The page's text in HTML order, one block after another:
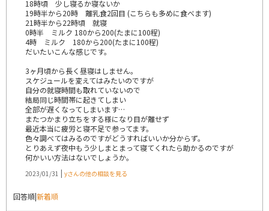
18時頃 少し寝るか寝ないか
19時半から20時 離乳食2回目 (こちらも多めに食べます)
21時半から22時頃 就寝
0時半 ミルク 180から200(たまに100程)
4時 ミルク 180から200(たまに100程)
だいたいこんな感じです。
3ヶ月頃から長く昼寝はしません。
スケジュールを変えてはみたいのですが
自分の就寝時間も取れていないので
結局同じ時間帯に起きてしまい
全部が遅くなってしまいます…
またつかまり立ちをする様になり目が離せず
最近本当に疲労と寝不足で参ってます。
色々調べてはみるのですがどうすればいいか分からず。
とりあえず夜中もう少しまとまって寝てくれたら助かるのですが
何かいい方法はないでしょうか。
2023/01/31 | yさんの他の相談を見る
回答順|新着順